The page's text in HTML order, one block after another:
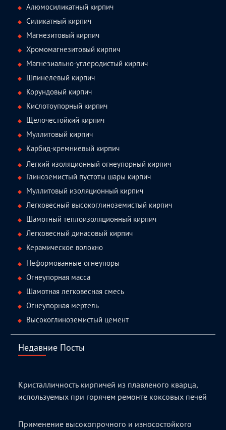
Алюмосиликатный кирпич
Силикатный кирпич
Магнезитовый кирпич
Хромомагнезитовый кирпич
Магнезиально-углеродистый кирпич
Шпинелевый кирпич
Корундовый кирпич
Кислотоупорный кирпич
Щелочестойкий кирпич
Муллитовый кирпич
Карбид-кремниевый кирпич
Легкий изоляционный огнеупорный кирпич
Глиноземистый пустоты шары кирпич
Муллитовый изоляционный кирпич
Легковесный высокоглиноземистый кирпич
Шамотный теплоизоляционный кирпич
Легковесный динасовый кирпич
Керамическое волокно
Неформованные огнеупоры
Огнеупорная масса
Шамотная легковесная смесь
Огнеупорная мертель
Высокоглиноземистый цемент
Недавние Посты
Кристалличность кирпичей из плавленого кварца,
используемых при горячем ремонте коксовых печей
Применение высокопрочного и износостойкого